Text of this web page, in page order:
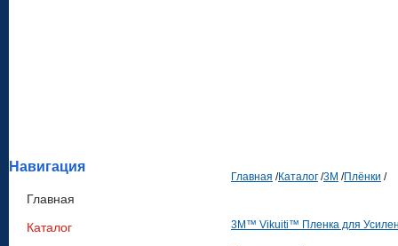
Навигация
Главная
Каталог
Главная /Каталог /3М /Плёнки /
3M™ Vikuiti™ Пленка для